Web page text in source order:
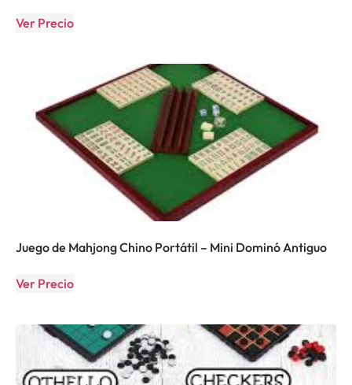
Ver Precio
Juego de Mahjong Chino Portátil – Mini Dominó Antiguo
Ver Precio